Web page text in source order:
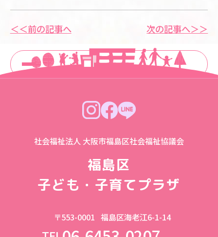
＜＜前の記事へ
一覧に戻る
次の記事へ＞＞
社会福祉法人 大阪市福島区社会福祉協議会
福島区
子ども・子育てプラザ
〒553-0001 福島区海老江6-1-14